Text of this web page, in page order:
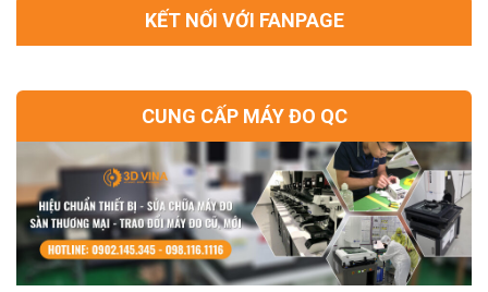
KẾT NỐI VỚI FANPAGE
CUNG CẤP MÁY ĐO QC